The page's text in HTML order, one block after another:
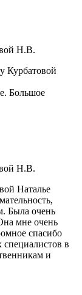
Н.В.
Курбатовой
Большое
Н.В.
Наталье
Была очень
мне очень
спасибо
в
и